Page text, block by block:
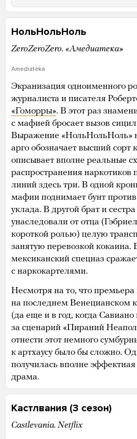
НольНольНоль
ZeroZeroZero. «Амедиатека»
Amediateka
Экранизация одноименного
журналиста и писателя
«Гоморры». В этот раз
с мафией бросает вызов
Выражение «НольНольНоль»
арго обозначает высший сорт
описывает вполне реальные
распространения
линий здесь три. В одной
мафии поднимает бунт против
уклада. В другой брат и
унаследовали от отца
короткой ролью) целую
занятую перевозкой кокаина.
мексиканский спецназ
с наркокартелями.
Несмотря на то, что премьера
на последнем Венецианском
(да еще и в год, когда
за сценарий «Пираний
отнести этот немного
к артхаусу было бы сложно.
получилась вполне
драма.
Кастлвания (3 сезон)
Castlevania. Netflix